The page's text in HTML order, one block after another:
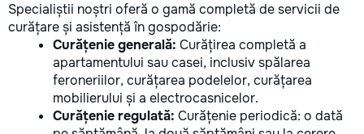
Specialiștii noștri oferă o gamă completă de servicii de
curățare și asistență în gospodărie:
Curățenie generală: Curățirea completă a
apartamentului sau casei, inclusiv spălarea
feroneriilor, curățarea podelelor, curățarea
mobilierului și a electrocasnicelor.
Curățenie regulată: Curățenie periodică: o dată